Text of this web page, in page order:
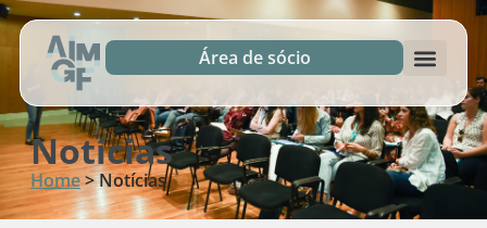
Área de sócio
Notícias
Home>Notícias